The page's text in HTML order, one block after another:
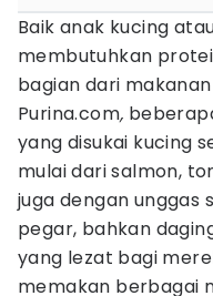
Baik anak kucing
membutuhkan
bagian dari
Purina.com,
yang disukai kucing
mulai dari salmon,
juga dengan unggas
pegar, bahkan
yang lezat bagi
memakan berbagai